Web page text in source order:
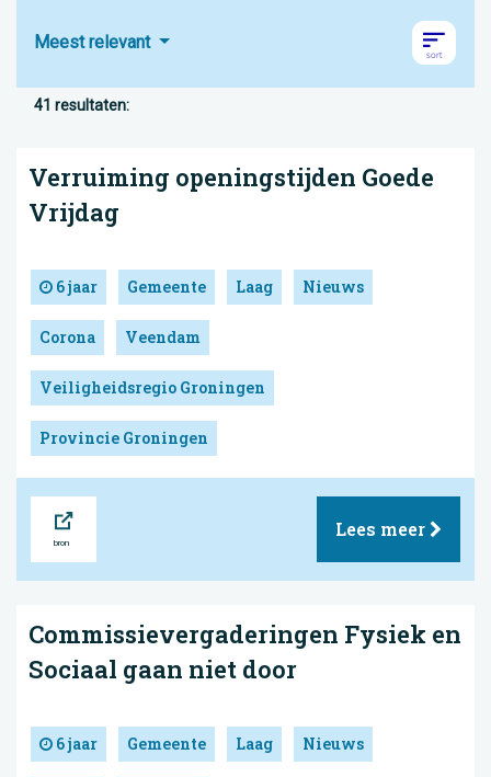
Meest relevant
41 resultaten:
Verruiming openingstijden Goede
Vrijdag
6 jaar Gemeente Laag Nieuws
Corona Veendam
Veiligheidsregio Groningen
Provincie Groningen
Lees meer
Commissievergaderingen Fysiek en
Sociaal gaan niet door
6 jaar Gemeente Laag Nieuws